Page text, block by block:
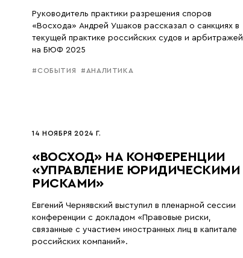
Руководитель практики разрешения споров
«Восхода» Андрей Ушаков рассказал о санкциях в
текущей практике российских судов и арбитражей
на БЮФ 2025
#СОБЫТИЯ #АНАЛИТИКА
14 НОЯБРЯ 2024 Г.
«ВОСХОД» НА КОНФЕРЕНЦИИ
«УПРАВЛЕНИЕ ЮРИДИЧЕСКИМИ
РИСКАМИ»
Евгений Чернявский выступил в пленарной сессии
конференции с докладом «Правовые риски,
связанные с участием иностранных лиц в капитале
российских компаний».